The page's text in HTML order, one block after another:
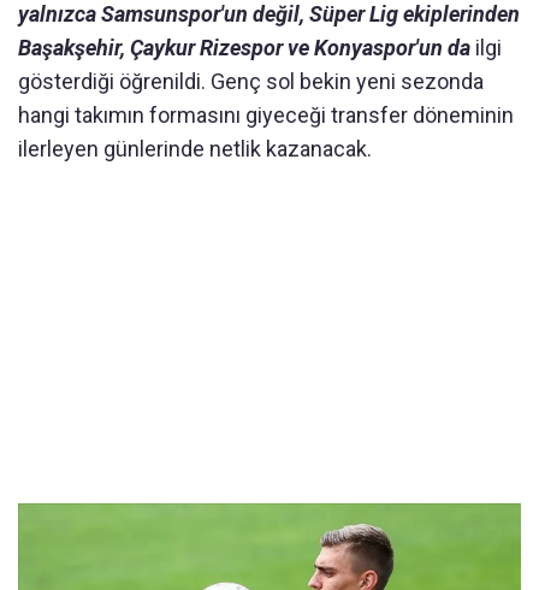
yalnızca Samsunspor'un değil, Süper Lig ekiplerinden
Başakşehir, Çaykur Rizespor ve Konyaspor'un da ilgi
gösterdiği öğrenildi. Genç sol bekin yeni sezonda
hangi takımın formasını giyeceği transfer döneminin
ilerleyen günlerinde netlik kazanacak.